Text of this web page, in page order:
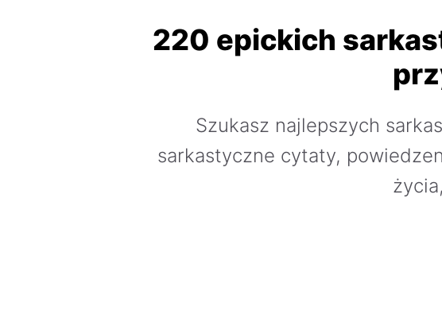
220 epickich
Szukasz najlepszych
sarkastyczne cytaty,